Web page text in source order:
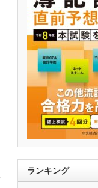
ランキング